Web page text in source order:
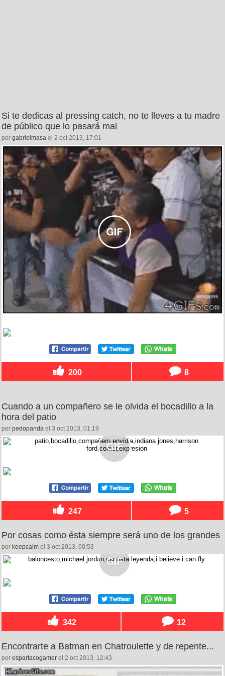
Si te dedicas al pressing catch, no te lleves a tu madre
de público que lo pasará mal
por gabrielmasa el 2 oct 2013, 17:01
200 8
Cuando a un compañero se le olvida el bocadillo a la
hora del patio
por pedopanda el 3 oct 2013, 01:19
247 5
Por cosas como ésta siempre será uno de los grandes
por keepcalm el 3 oct 2013, 00:53
342 12
Encontrarte a Batman en Chatroulette y de repente...
por espartacogamer el 2 oct 2013, 12:43